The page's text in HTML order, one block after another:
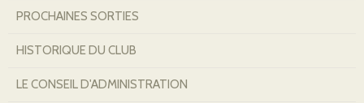
PROCHAINES SORTIES
HISTORIQUE DU CLUB
LE CONSEIL D'ADMINISTRATION